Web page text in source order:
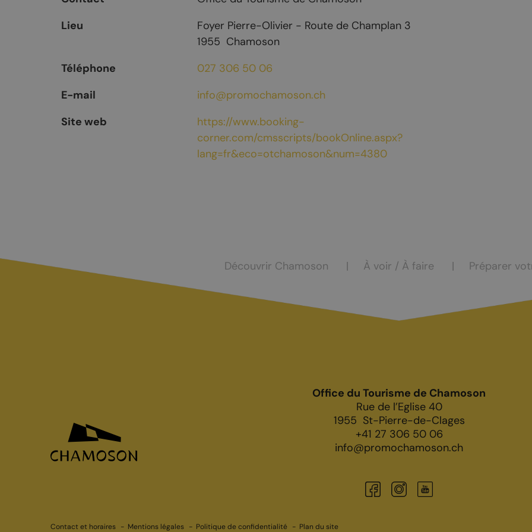
St-Valentin
La brisolée
Devenir logeur
Lieu
Foyer Pierre-Olivier - Route de Champlan 3
1955 Chamoson
Téléphone
027 306 50 06
E-mail
info@promochamoson.ch
Site web
https://www.booking-
corner.com/cmsscripts/bookOnline.aspx?
lang=fr&eco=otchamoson&num=4380
Découvrir Chamoson À voir / À faire Préparer
Office du Tourisme de Chamoson
Rue de l’Eglise 40
1955 St-Pierre-de-Clages
+41 27 306 50 06
info@promochamoson.ch
Contact et horaires Mentions légales Politique de confidentialité Plan du site